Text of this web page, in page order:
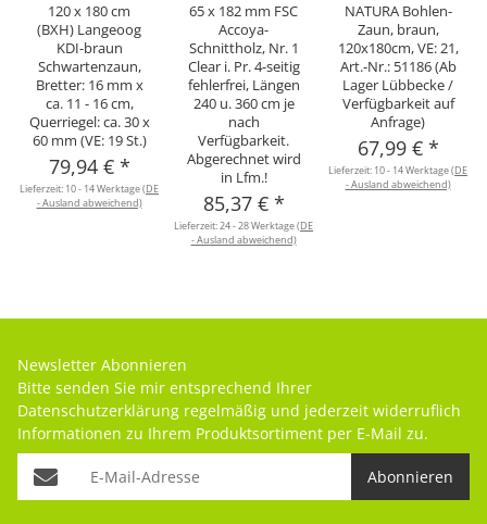
120 x 180 cm
(BXH) Langeoog
KDI-braun
Schwartenzaun,
Bretter: 16 mm x
ca. 11 - 16 cm,
Querriegel: ca. 30 x
60 mm (VE: 19 St.)
79,94 € *
Lieferzeit: 10 - 14 Werktage(DE
- Ausland abweichend)
65 x 182 mm FSC
Accoya-
Schnittholz, Nr. 1
Clear i. Pr. 4-seitig
fehlerfrei, Längen
240 u. 360 cm je
nach
Verfügbarkeit.
Abgerechnet wird
in Lfm.!
85,37 € *
Lieferzeit:24 - 28 Werktage(DE
- Ausland abweichend)
NATURA Bohlen-
Zaun, braun,
120x180cm, VE: 21,
Art.-Nr.: 51186 (Ab
Lager Lübbecke /
Verfügbarkeit auf
Anfrage)
67,99 € *
Lieferzeit: 10 - 14 Werktage(DE
- Ausland abweichend)
Newsletter Abonnieren
Bitte senden Sie mir entsprechend Ihrer
Datenschutzerklärung regelmäßig und jederzeit widerruflich
Informationen zu Ihrem Produktsortiment per E-Mail zu.
Abonnieren